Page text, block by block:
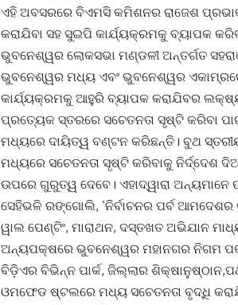
ଏହି ଅବସରରେ ବିଏମସି କମିଶନର ରାଜେଶ
କରାଯିବା ସହ ସୁଇପି କାର୍ଯ୍ୟକ୍ରମକୁ ବ୍ୟାପକ
ଭୁବନେଶ୍ୱର ଲୋକସଭା ମଣ୍ଡଳୀ ଅନ୍ତର୍ଗତ
ଭୁବନେଶ୍ୱର ମଧ୍ୟ ଏବଂ ଭୁବନେଶ୍ୱର
କାର୍ଯ୍ୟକ୍ରମକୁ ଆହୁରି ବ୍ୟାପକ କରାଯିବର
ପ୍ରତ୍ୟେକ ସ୍ତରରେ ସଚେତନତା ସୃଷ୍ଟି କରିବା
ମଧ୍ୟରେ ଦାୟିତ୍ୱ ବଣ୍ଟନ କରିଛନ୍ତି। ବୁଥ
ମଧ୍ୟରେ ସଚେତନତା ସୃଷ୍ଟି କରିବାକୁ ନିର୍ଦ୍ଦେଶ
ଉପରେ ଗୁରୁତ୍ୱ ଦେବେ। ଏହାଦ୍ୱାରା ଅନ୍ୟମାନେ
ସେହିଭଳି ରଙ୍ଗୋଲି, ‘ନିର୍ବାଚନର ପର୍ବ ଆମଦେଶର
ୱାଲ ପେଣ୍ଟିଂ, ମାରାଥନ, ଦସ୍ତଖତ ଅଭିଯାନ
ଅନ୍ୟପକ୍ଷରେ ଭୁବନେଶ୍ୱର ମହାନଗର ନିଗମ
ବିଡ଼ିଏର ବିଭିନ୍ନ ପାର୍କ, ଜିଲ୍ଲାର
ଓମଫେଡ ଷ୍ଟଲରେ ମଧ୍ୟ ସଚେତନତା ବୃଦ୍ଧି